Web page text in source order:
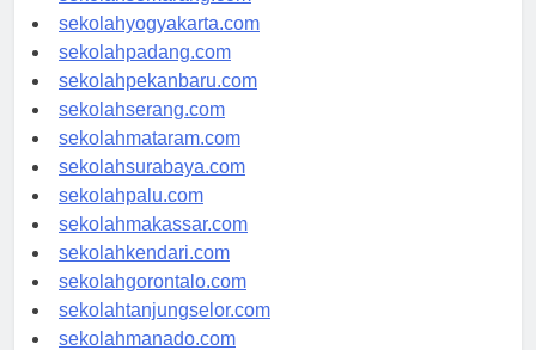
sekolahsemarang.com
sekolahyogyakarta.com
sekolahpadang.com
sekolahpekanbaru.com
sekolahserang.com
sekolahmataram.com
sekolahsurabaya.com
sekolahpalu.com
sekolahmakassar.com
sekolahkendari.com
sekolahgorontalo.com
sekolahtanjungselor.com